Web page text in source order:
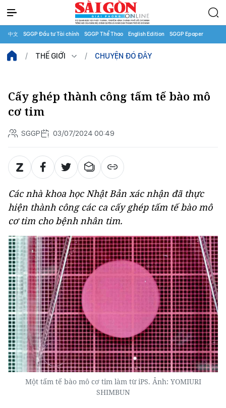
中文 SGGP Đầu tư Tài chính SGGP Thể Thao English Edition SGGP Epaper
THẾ GIỚI CHUYỆN ĐÓ ĐÂY
Cấy ghép thành công tấm tế bào mô
cơ tim
SGGP 03/07/2024 00:49
Các nhà khoa học Nhật Bản xác nhận đã thực
hiện thành công các ca cấy ghép tấm tế bào mô
cơ tim cho bệnh nhân tim.
Một tấm tế bào mô cơ tim làm từ iPS. Ảnh: YOMIURI
SHIMBUN